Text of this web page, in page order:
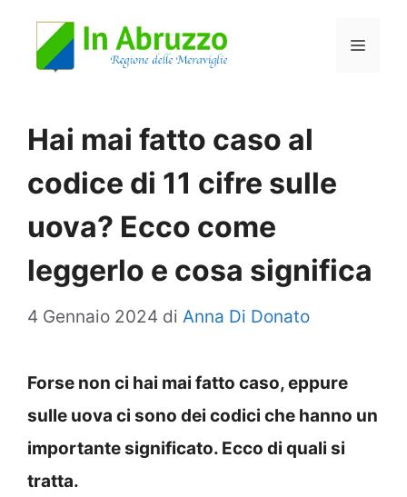
Menu
Hai mai fatto caso al
codice di 11 cifre sulle
uova? Ecco come
leggerlo e cosa significa
4 Gennaio 2024 di Anna Di Donato
Forse non ci hai mai fatto caso, eppure
sulle uova ci sono dei codici che hanno un
importante significato. Ecco di quali si
tratta.